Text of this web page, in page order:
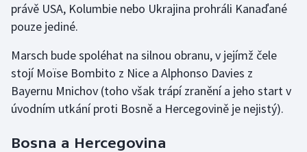
Lezení
Moderní pětiboj
Motorsport
Olympijské hry
právě USA, Kolumbie nebo Ukrajina prohráli Kanaďané
pouze jediné.
Marsch bude spoléhat na silnou obranu, v jejímž čele
stojí Moïse Bombito z Nice a Alphonso Davies z
Bayernu Mnichov (toho však trápí zranění a jeho start v
úvodním utkání proti Bosně a Hercegovině je nejistý).
Bosna a Hercegovina